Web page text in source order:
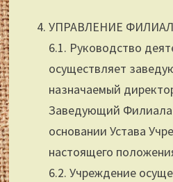
УПРАВЛЕНИЕ
6.1. Руководство
осуществляет
назначаемый
Заведующий Филиала
основании Устава
настоящего
6.2. Учреждение